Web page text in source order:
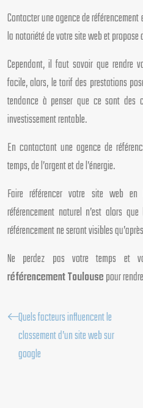
Contacter une agence de
la notoriété de votre site web et
Cependant, il faut savoir que rendre
facile, alors, le tarif des prestations
tendance à penser que ce sont des
investissement rentable.
En contactant une agence de
temps, de l’argent et de l’énergie.
Faire référencer votre site web
référencement naturel n’est alors
référencement ne seront visibles
Ne perdez pas votre temps et
référencement Toulousepour
Quels facteurs influencent le
classement d’un site web sur
google